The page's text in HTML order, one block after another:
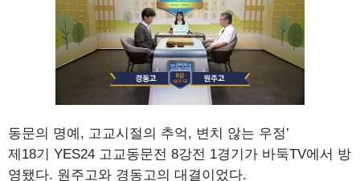
동문의 명예, 고교시절의 추억, 변치 않는 우정’
제18기 YES24 고교동문전 8강전 1경기가 바둑TV에서 방
영됐다. 원주고와 경동고의 대결이었다.